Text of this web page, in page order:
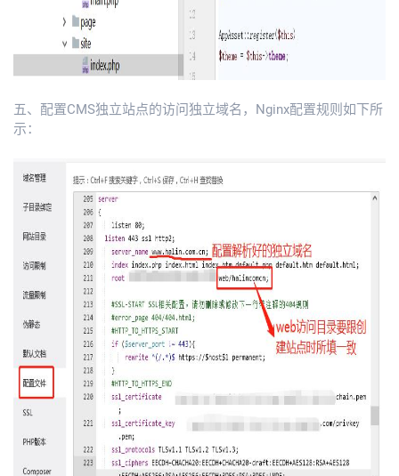
五、配置CMS独立站点的访问独立域名，Nginx配置规则如下所
示：